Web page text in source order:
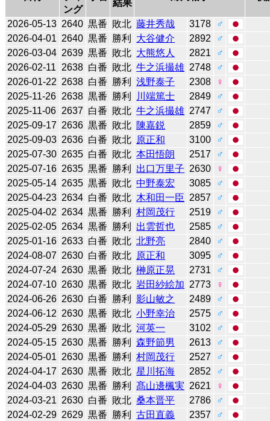
ング
結果
2026-05-13 2640 黒番 敗北 藤井秀哉 3178
♂
2026-04-01 2640 黒番 勝利 大谷健介 2892
♂
2026-03-04 2639 黒番 敗北 大熊悠人 2821
♂
2026-02-11
2638 白番 敗北 牛之浜撮雄 2748
♂
2026-01-22 2638 白番 勝利 浅野泰子 2308
♀
2025-11-26 2638 黒番 勝利 川端篤士 2849
♂
2025-11-06 2637 白番 敗北 牛之浜撮雄 2747
♂
2025-09-17 2636 黒番 敗北 陳嘉鋭 2859
♂
2025-09-03 2636 白番 敗北 原正和 3100
♂
2025-07-30 2635 白番 敗北 本田悟朗 2517
♂
2025-07-16 2635 黒番 勝利 出口万里子 2630
♀
2025-05-14 2635 黒番 敗北 中野泰宏 3085
♂
2025-04-23 2634 白番 敗北 木和田一臣 2857
♂
2025-04-02 2634 黒番 勝利 村岡茂行 2519
♂
2025-02-05 2634 黒番 勝利 出雲哲也 2585
♂
2025-01-16 2633 白番 敗北 北野亮 2840
♂
2024-08-07 2630 白番 敗北 原正和 3095
♂
2024-07-24 2630 黒番 敗北 榊原正晃 2731
♂
2024-07-10 2630 黒番 敗北 岩田紗絵加 2773
♀
2024-06-26 2630 白番 勝利 影山敏之 2489
♂
2024-06-12 2630 黒番 敗北 小野幸治 2575
♂
2024-05-29 2630 黒番 敗北 河英一 3102
♂
2024-05-15 2630 黒番 勝利 森野節男 2613
♂
2024-05-01 2630 黒番 勝利 村岡茂行 2527
♂
2024-04-17 2630 黒番 敗北 星川拓海 2852
♂
2024-04-03 2630 黒番 勝利 髙山邊楓実 2621
♀
2024-03-21 2630 白番 敗北 桑本晋平 2786
♂
2024-02-29 2629 黒番 勝利 古田直義 2357 ♂